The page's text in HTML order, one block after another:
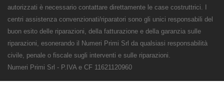
autorizzati è necessario contattare direttamente le case costruttrici. I
centri assistenza convenzionati/riparatori sono gli unici responsabili del
buon esito delle riparazioni, della fatturazione e della garanzia sulle
riparazioni, esonerando il Numeri Primi Srl da qualsiasi responsabilità
civile, penale o fiscale sugli interventi e sulle riparazioni.
Numeri Primi Srl - P.IVA e CF 11621120960